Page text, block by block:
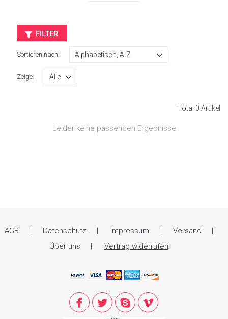
FILTER
Sortieren nach:
Zeige:
Total 0 Artikel
Leider keine passenden Ergebnisse
AGB Datenschutz Impressum
Versand
Über uns
Vertrag widerrufen